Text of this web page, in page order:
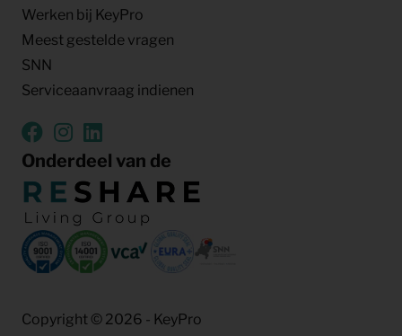
Werken bij KeyPro
Meest gestelde vragen
SNN
Serviceaanvraag indienen
Onderdeel van de
Copyright © 2026 - KeyPro